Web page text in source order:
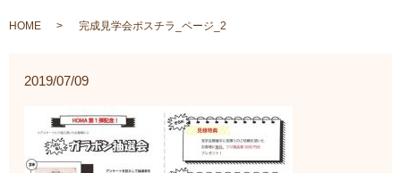
HOME 完成見学会ポスチラ_ページ_2
2019/07/09